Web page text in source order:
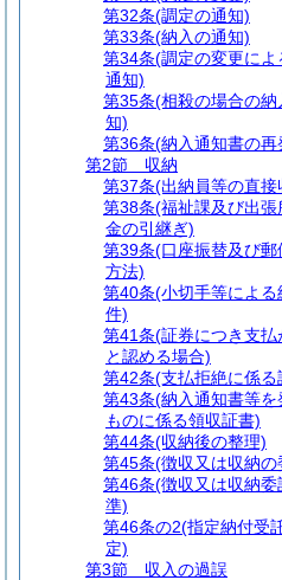
第32条(調定の通知)
第33条(納入の通知)
第34条(調定の変更によ
通知)
第35条(相殺の場合の納
知)
第36条(納入通知書の再
第2節
収納
第37条(出納員等の直接
第38条(福祉課及び出張
金の引継ぎ)
第39条(口座振替及び郵
方法)
第40条(小切手等による
件)
第41条(証券につき支払
と認める場合)
第42条(支払拒絶に係る
第43条(納入通知書等を
ものに係る領収証書)
第44条(収納後の整理)
第45条(徴収又は収納の
第46条(徴収又は収納委
準)
第46条の2(指定納付受
定)
第3節
収入の過誤